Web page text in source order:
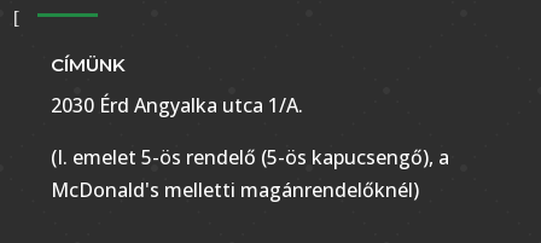
CÍMÜNK
2030 Érd Angyalka utca 1/A.
(I. emelet 5-ös rendelő (5-ös kapucsengő), a
McDonald's melletti magánrendelőknél)